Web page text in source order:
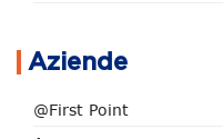
Aziende
@First Point